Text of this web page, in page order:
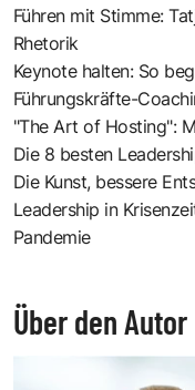
Führen mit Stimme:
Rhetorik
Keynote halten: So
Führungskräfte-
"The Art of Hosting":
Die 8 besten
Die Kunst, bessere
Leadership in
Pandemie
Über den Autor